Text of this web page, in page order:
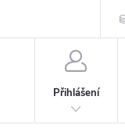
Přihlášení